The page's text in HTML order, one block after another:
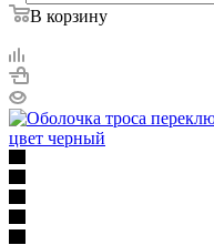
В корзину